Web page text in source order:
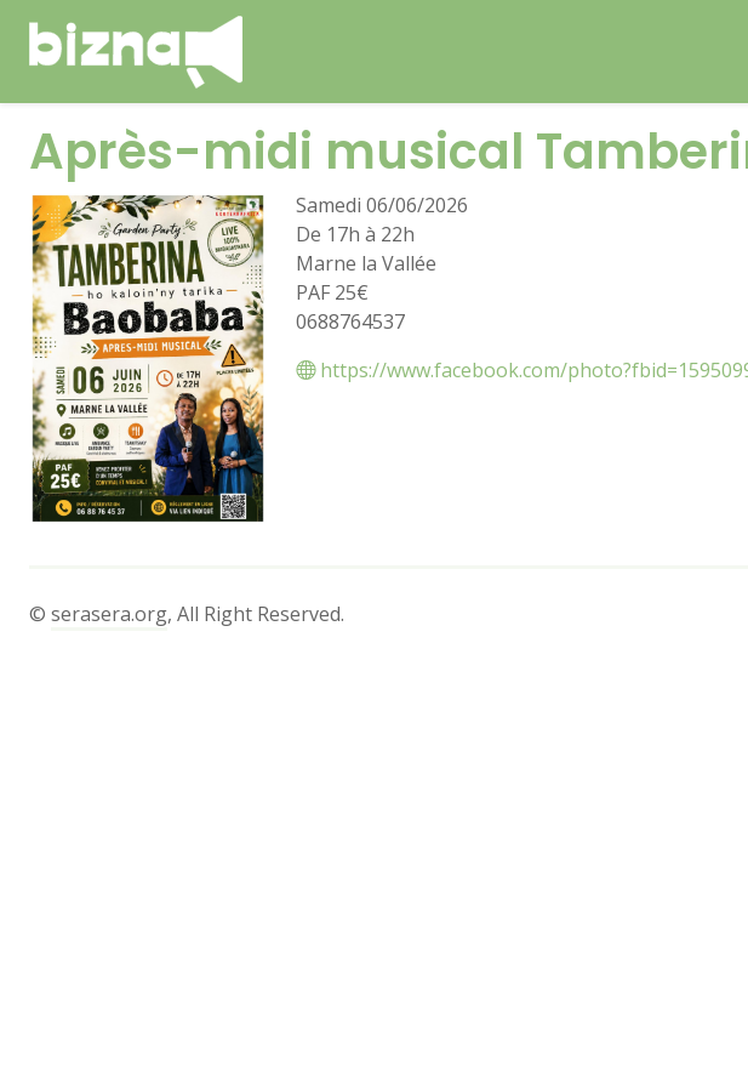
Après-midi musical
Samedi 06/06/2026
De 17h à 22h
Marne la Vallée
PAF 25€
0688764537
https://www.facebook.com/
© serasera.org, All Right Reserved.